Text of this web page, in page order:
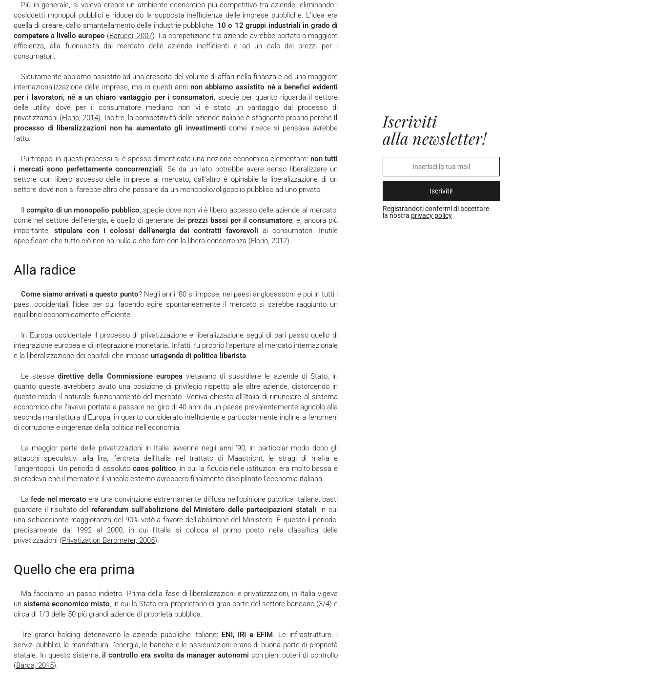
Più in generale, si voleva creare un ambiente economico più competitivo tra aziende, eliminando i
cosiddetti monopoli pubblici e riducendo la supposta inefficienza delle imprese pubbliche. L’idea era
quella di creare, dallo smantellamento delle industrie pubbliche, 10 o 12 gruppi industriali in grado di
competere a livello europeo (Barucci, 2007). La competizione tra aziende avrebbe portato a maggiore
efficienza, alla fuoriuscita dal mercato delle aziende inefficienti e ad un calo dei prezzi per i
consumatori.
Sicuramente abbiamo assistito ad una crescita del volume di affari nella finanza e ad una maggiore
internazionalizzazione delle imprese, ma in questi anninon abbiamo assistito né a benefici evidenti
per i lavoratori, né a un chiaro vantaggio per i consumatori, specie per quanto riguarda il settore
delle utility, dove per il consumatore mediano non vi è stato un vantaggio dal processo di
privatizzazioni (Florio, 2014). Inoltre, la competitività delle aziende italiane è stagnante proprio perché il
processo di liberalizzazioni non ha aumentato gli investimenti come invece si pensava avrebbe
fatto.
Purtroppo, in questi processi si è spesso dimenticata una nozione economica elementare: non tutti
i mercati sono perfettamente concorrenziali. Se da un lato potrebbe avere senso liberalizzare un
settore con libero accesso delle imprese al mercato, dall’altro è opinabile la liberalizzazione di un
settore dove non si farebbe altro che passare da un monopolio/oligopolio pubblico ad uno privato.
Ilcompito di un monopolio pubblico, specie dove non vi è libero accesso delle aziende al mercato,
come nel settore dell’energia, è quello di generare dei prezzi bassi per il consumatore, e, ancora più
importante, stipulare con i colossi dell’energia dei contratti favorevoli ai consumatori. Inutile
specificare che tutto ciò non ha nulla a che fare con la libera concorrenza (Florio, 2012).
Alla radice
Come siamo arrivati a questo punto? Negli anni '80 si impose, nei paesi anglosassoni e poi in tutti i
paesi occidentali, l’idea per cui facendo agire spontaneamente il mercato si sarebbe raggiunto un
equilibrio economicamente efficiente.
In Europa occidentale il processo di privatizzazione e liberalizzazione seguì di pari passo quello di
integrazione europea e di integrazione monetaria. Infatti, fu proprio l’apertura al mercato internazionale
e la liberalizzazione dei capitali che impose un’agenda di politica liberista.
Le stessedirettive della Commissione europeavietavano di sussidiare le aziende di Stato, in
quanto queste avrebbero avuto una posizione di privilegio rispetto alle altre aziende, distorcendo in
questo modo il naturale funzionamento del mercato. Veniva chiesto all’Italia di rinunciare al sistema
economico che l’aveva portata a passare nel giro di 40 anni da un paese prevalentemente agricolo alla
seconda manifattura d’Europa, in quanto considerato inefficiente e particolarmente incline a fenomeni
di corruzione e ingerenze della politica nell’economia.
La maggior parte delle privatizzazioni in Italia avvenne negli anni '90, in particolar modo dopo gli
attacchi speculativi alla lira, l’entrata dell’Italia nel trattato di Maastricht, le stragi di mafia e
Tangentopoli. Un periodo di assoluto caos politico, in cui la fiducia nelle istituzioni era molto bassa e
si credeva che il mercato e il vincolo esterno avrebbero finalmente disciplinato l’economia italiana.
Lafede nel mercato era una convinzione estremamente diffusa nell’opinione pubblica italiana: basti
guardare il risultato del referendum sull’abolizione del Ministero delle partecipazioni statali, in cui
una schiacciante maggioranza del 90% votò a favore dell’abolizione del Ministero. È questo il periodo,
precisamente dal 1992 al 2000, in cui l'Italia si colloca al primo posto nella classifica delle
privatizzazioni (Privatization Barometer, 2005).
Quello che era prima
Ma facciamo un passo indietro. Prima della fase di liberalizzazioni e privatizzazioni, in Italia vigeva
unsistema economico misto, in cui lo Stato era proprietario di gran parte del settore bancario (3/4) e
circa di 1/3 delle 50 più grandi aziende di proprietà pubblica.
Tre grandi holding detenevano le aziende pubbliche italiane: ENI, IRI e EFIM. Le infrastrutture, i
servizi pubblici, la manifattura, l’energia, le banche e le assicurazioni erano di buona parte di proprietà
statale. In questo sistema, il controllo era svolto da manager autonomi con pieni poteri di controllo
(Barca, 2015).
Iscriviti
alla newsletter!
Iscriviti!
Registrandoti confermi di accettare
la nostra privacy policy